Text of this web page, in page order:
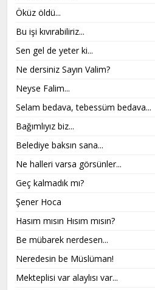
Öküz öldü...
Bu işi kıvırabiliriz...
Sen gel de yeter ki...
Ne dersiniz Sayın Valim?
Neyse Falim...
Selam bedava, tebessüm bedava...
Bağımlıyız biz...
Belediye baksın sana...
Ne halleri varsa görsünler...
Geç kalmadık mı?
Şener Hoca
Hasım mısın Hısım mısın?
Be mübarek nerdesen...
Neredesin be Müslüman!
Mekteplisi var alaylısı var...